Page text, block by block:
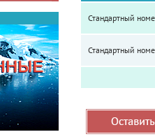
Стандартный
Стандартный